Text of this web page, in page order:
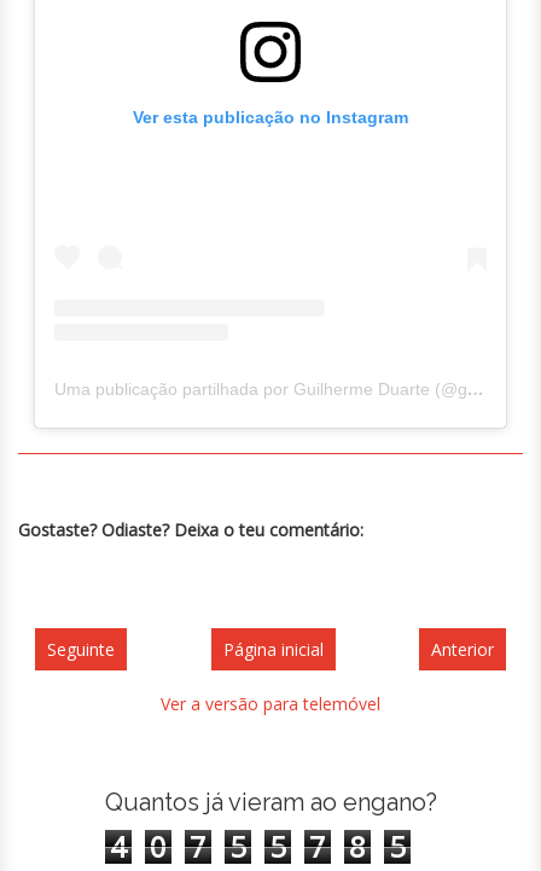
Ver esta publicação no Instagram
Uma publicação partilhada por Guilherme Duarte (@guilhermercd)
Gostaste? Odiaste? Deixa o teu comentário:
Seguinte Anterior
Página inicial
Ver a versão para telemóvel
Quantos já vieram ao engano?
4 0 7 5 5 7 8 5